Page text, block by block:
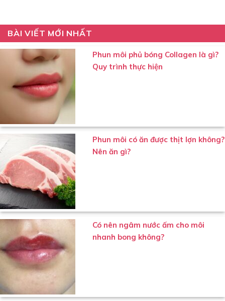
BÀI VIẾT MỚI NHẤT
Phun môi phủ bóng Collagen là gì?
Quy trình thực hiện
Phun môi có ăn được thịt lợn không?
Nên ăn gì?
Có nên ngâm nước ấm cho môi
nhanh bong không?